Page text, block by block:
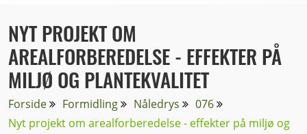
NYT PROJEKT OM
AREALFORBEREDELSE - EFFEKTER PÅ
MILJØ OG PLANTEKVALITET
Forside Formidling Nåledrys
076
Nyt projekt om arealforberedelse - effekter på miljø og